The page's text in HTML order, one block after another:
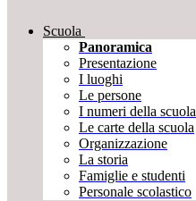
Scuola
Panoramica
Presentazione
I luoghi
Le persone
I numeri della scuola
Le carte della scuola
Organizzazione
La storia
Famiglie e studenti
Personale scolastico